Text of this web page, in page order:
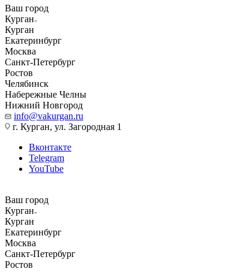
Ваш город
Курган
Курган
Екатеринбург
Москва
Санкт-Петербург
Ростов
Челябинск
Набережные Челны
Нижний Новгород
info@vakurgan.ru
г. Курган, ул. Загородная 1
Вконтакте
Telegram
YouTube
Ваш город
Курган
Курган
Екатеринбург
Москва
Санкт-Петербург
Ростов